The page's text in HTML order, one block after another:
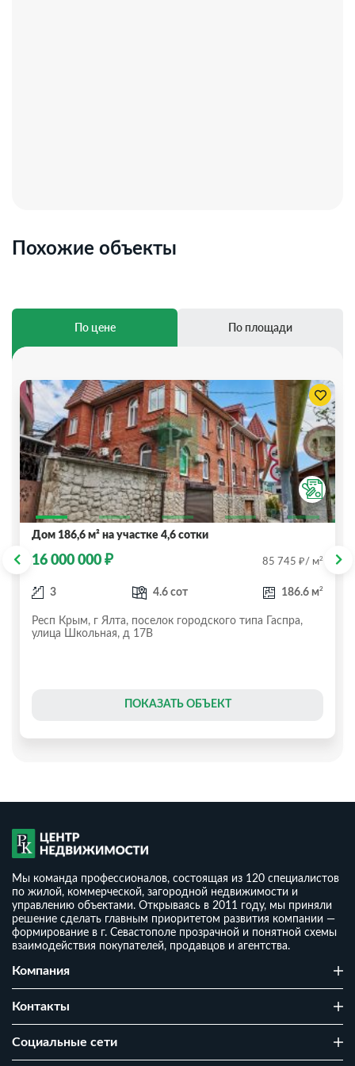
Похожие объекты
По цене По площади
Дом 186,6 м² на участке 4,6 сотки
16 000 000 ₽ 85 745 ₽/ м2
3 4.6 сот 186.6 м2
Респ Крым, г Ялта, поселок городского типа Гаспра,
улица Школьная, д 17В
ПОКАЗАТЬ ОБЪЕКТ
Дом 185 м2 на участке 12 соток
16 400 000
3
Богданова, д 67/66
Мы команда профессионалов, состоящая из 120 специалистов
по жилой, коммерческой, загородной недвижимости и
управлению объектами. Открываясь в 2011 году, мы приняли
решение сделать главным приоритетом развития компании —
формирование в г. Севастополе прозрачной и понятной схемы
взаимодействия покупателей, продавцов и агентства.
Компания
Контакты
Cоциальные сети